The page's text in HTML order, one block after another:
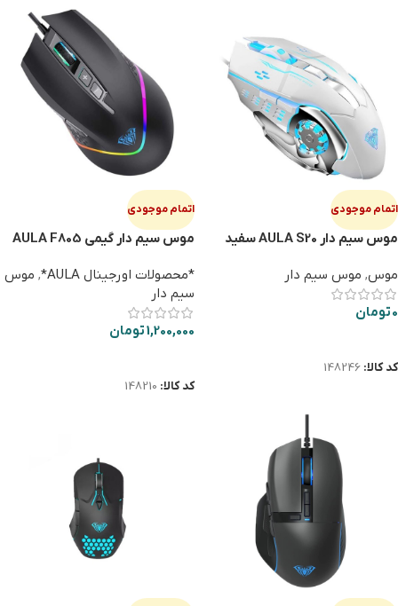
اتمام موجودی
موس سیم دار AULA S20 سفید
موس, موس سیم دار
0تومان
کد کالا: 148246
اتمام موجودی
موس سیم دار گیمی AULA F805
*محصولات اورجینال AULA* , موس
سیم دار
1,200,000تومان
کد کالا: 148210